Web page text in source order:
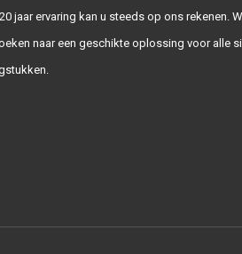
jaar ervaring kan u steeds op ons rekenen.
naar een geschikte oplossing voor alle